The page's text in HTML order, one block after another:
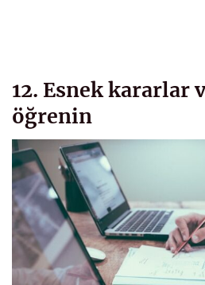
12. Esnek kararlar
öğrenin